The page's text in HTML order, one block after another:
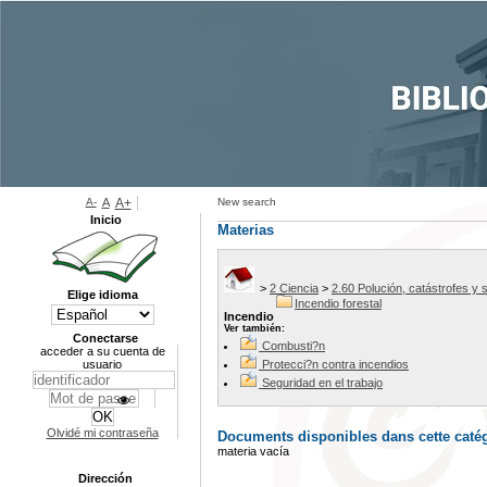
New search
Materias
> 2 Ciencia > 2.60 Polución, catástrofes y
Incendio forestal
Incendio
Ver también:
Combusti?n
Protecci?n contra incendios
Seguridad en el trabajo
Documents disponibles dans cette
materia vacía
A- A A+
Inicio
Elige idioma
Conectarse
acceder a su cuenta de
usuario
Olvidé mi contraseña
Dirección